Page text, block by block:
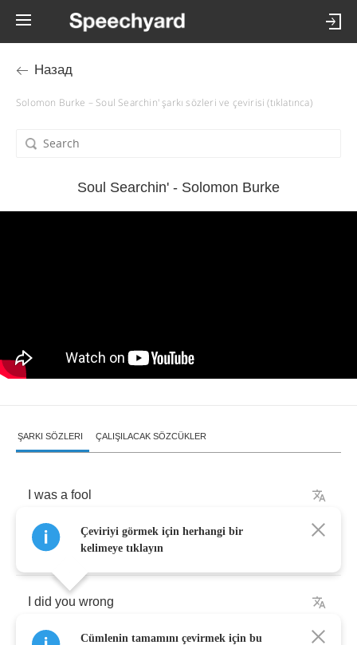
Назад
Solomon Burke – Soul Searchin' şarkı sözleri ve çevirisi (tıklatınca)
Soul Searchin' - Solomon Burke
ŞARKI SÖZLERI ÇALIŞILACAK SÖZCÜKLER
was a fool
told a lie
did you wrong
Çeviriyi görmek için herhangi bir
kelimeye tıklayın
Cümlenin tamamını çevirmek için bu